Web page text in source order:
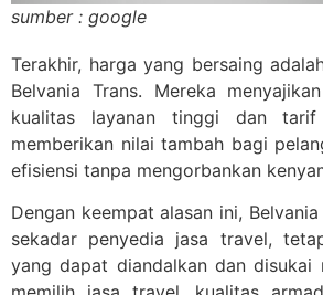
sumber : google
Terakhir, harga yang bersaing
Belvania Trans. Mereka
kualitas layanan tinggi dan tarif
memberikan nilai tambah bagi
efisiensi tanpa mengorbankan
Dengan keempat alasan ini,
sekadar penyedia jasa travel,
yang dapat diandalkan dan disukai